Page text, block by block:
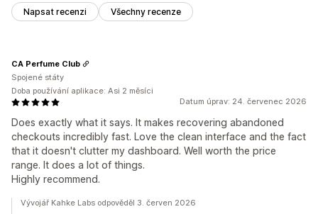
Napsat recenzi Všechny recenze
Datum úprav: 24. červenec 2026
Does exactly what it says. It makes recovering abandoned
checkouts incredibly fast. Love the clean interface and the fact
that it doesn't clutter my dashboard. Well worth the price
range. It does a lot of things.
Highly recommend.
CA Perfume Club
Spojené státy
Doba používání aplikace: Asi 2 měsíci
Vývojář Kahke Labs odpověděl 3. červen 2026